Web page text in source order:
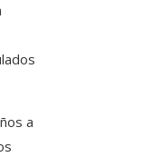
a